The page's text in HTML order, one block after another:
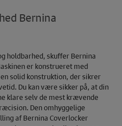
Bernina
holdbarhed, skuffer Bernina
er konstrueret med
solid konstruktion, der sikrer
Du kan være sikker på, at din
klare selv de mest krævende
Den omhyggelige
af Bernina Coverlocker